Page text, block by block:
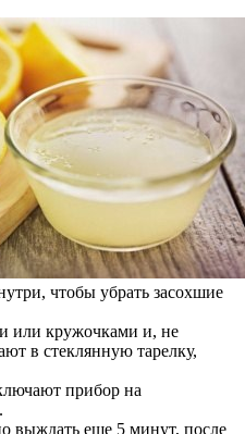
чтобы убрать засохшие
или кружочками и, не
в стеклянную тарелку,
прибор на
выждать еще 5 минут, после